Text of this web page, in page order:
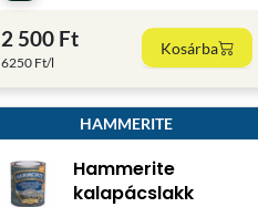
2 500 Ft
6250 Ft/l
Kosárba
HAMMERITE
Hammerite
kalapácslakk